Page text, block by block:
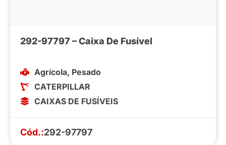
292-97797 – Caixa De Fusível
Agrícola, Pesado
CATERPILLAR
CAIXAS DE FUSÍVEIS
Cód.:292-97797